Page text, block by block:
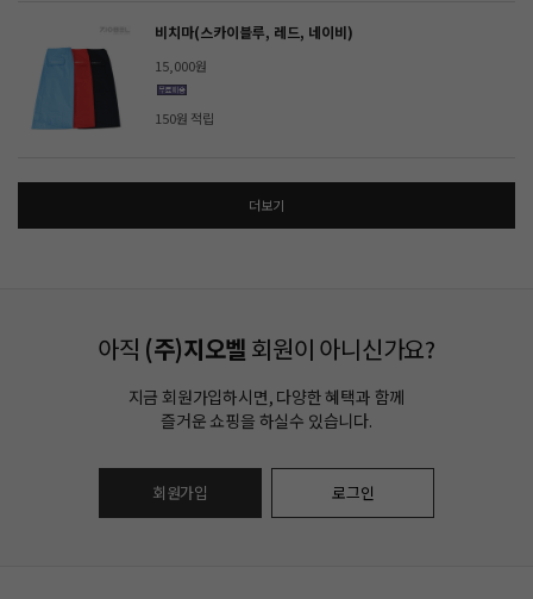
비치마(스카이블루, 레드, 네이비)
15,000원
150원 적립
더보기
아직 (주)지오벨 회원이 아니신가요?
지금 회원가입하시면, 다양한 혜택과 함께
즐거운 쇼핑을 하실수 있습니다.
회원가입 로그인